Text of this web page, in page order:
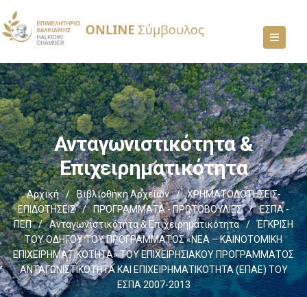
Ανταγωνιστικότητα &
Επιχειρηματικότητα
Αρχική / Βιβλιοθήκη Αρχείων /
ΧΡΗΜΑΤΟΔΟΤΗΣΕΙΣ-
ΕΠΙΔΟΤΗΣΕΙΣ
/ ΠΡΟΓΡΑΜΜΑΤΑ - ΠΡΩΤΟΒΟΥΛΙΕΣ /
ΕΣΠΑ -
ΠΕΠ
/ Ανταγωνιστικότητα & Επιχειρηματικότητα /
ΈΓΚΡΙΣΗ
ΤΟΥ ΟΔΗΓΟΥ ΤΟΥ ΠΡΟΓΡΑΜΜΑΤΟΣ «ΝΕΑ – ΚΑΙΝΟΤΟΜΙΚΗ
ΕΠΙΧΕΙΡΗΜΑΤΙΚΟΤΗΤΑ» ΤΟΥ ΕΠΙΧΕΙΡΗΣΙΑΚΟΥ ΠΡΟΓΡΑΜΜΑΤΟΣ
ΑΝΤΑΓΩΝΙΣΤΙΚΟΤΗΤΑ ΚΑΙ ΕΠΙΧΕΙΡΗΜΑΤΙΚΟΤΗΤΑ (ΕΠΑΕ) ΤΟΥ
ΕΣΠΑ 2007-2013